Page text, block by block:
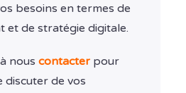
besoins en termes de
et de stratégie digitale.
nous contacter pour
discuter de vos